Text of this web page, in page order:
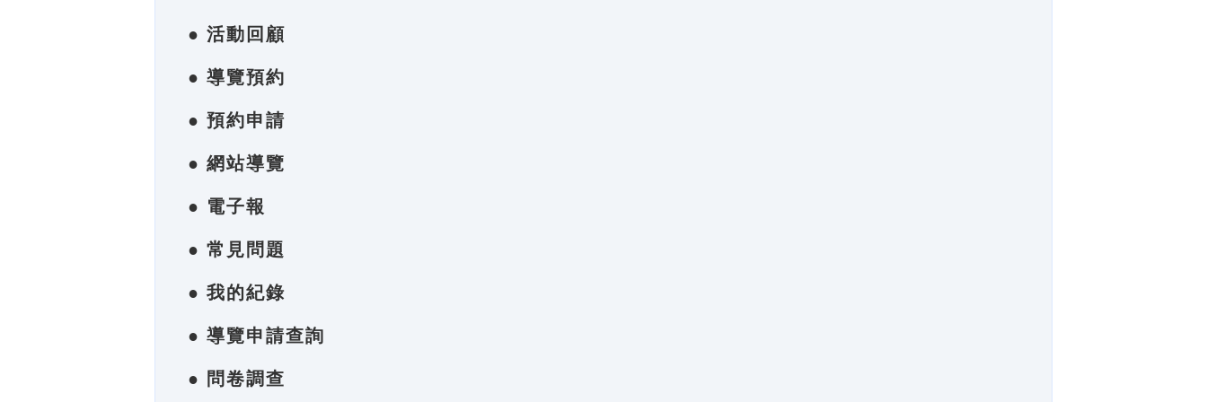
● 活動回顧
● 導覽預約
● 預約申請
● 網站導覽
● 電子報
● 常見問題
● 我的紀錄
● 導覽申請查詢
● 問卷調查